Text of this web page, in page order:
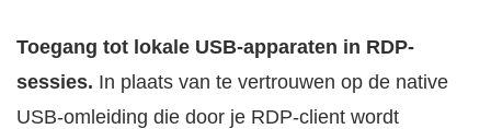
Toegang tot lokale USB-apparaten in RDP-
sessies. In plaats van te vertrouwen op de native
USB-omleiding die door je RDP-client wordt